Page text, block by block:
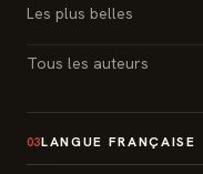
Les plus belles
Tous les auteurs
03LANGUE FRANÇAISE